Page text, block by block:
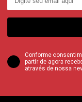
Conforme
partir de agora
através de nossa